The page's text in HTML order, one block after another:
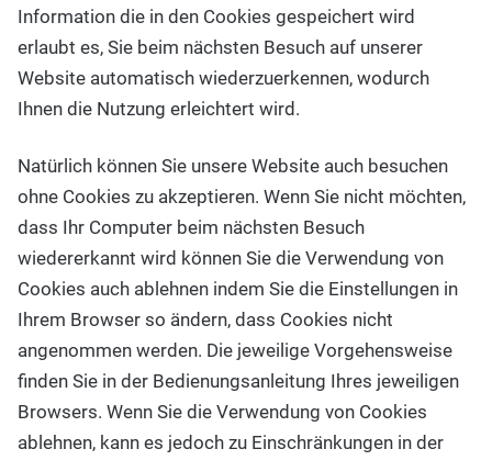
Information die in den Cookies gespeichert wird
erlaubt es, Sie beim nächsten Besuch auf unserer
Website automatisch wiederzuerkennen, wodurch
Ihnen die Nutzung erleichtert wird.
Natürlich können Sie unsere Website auch besuchen
ohne Cookies zu akzeptieren. Wenn Sie nicht möchten,
dass Ihr Computer beim nächsten Besuch
wiedererkannt wird können Sie die Verwendung von
Cookies auch ablehnen indem Sie die Einstellungen in
Ihrem Browser so ändern, dass Cookies nicht
angenommen werden. Die jeweilige Vorgehensweise
finden Sie in der Bedienungsanleitung Ihres jeweiligen
Browsers. Wenn Sie die Verwendung von Cookies
ablehnen, kann es jedoch zu Einschränkungen in der